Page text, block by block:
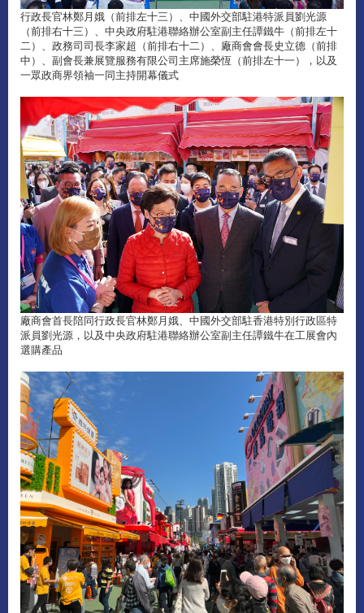
行政長官林鄭月娥（前排左十三）、中國外交部駐港特派員劉光源
（前排右十三）、中央政府駐港聯絡辦公室副主任譚鐵牛（前排左十
二）、政務司司長李家超（前排右十二）、廠商會會長史立德（前排
中）、副會長兼展覽服務有限公司主席施榮恆（前排左十一），以及
一眾政商界領袖一同主持開幕儀式
廠商會首長陪同行政長官林鄭月娥、中國外交部駐香港特別行政區特
派員劉光源，以及中央政府駐港聯絡辦公室副主任譚鐵牛在工展會內
選購產品